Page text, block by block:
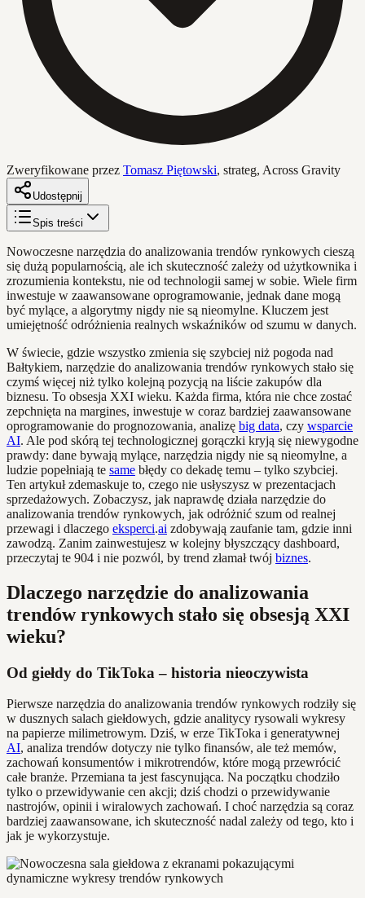
Zweryfikowane przez Tomasz Piętowski, strateg, Across Gravity
Udostępnij
Spis treści
Nowoczesne narzędzia do analizowania trendów rynkowych cieszą
się dużą popularnością, ale ich skuteczność zależy od użytkownika i
zrozumienia kontekstu, nie od technologii samej w sobie. Wiele firm
inwestuje w zaawansowane oprogramowanie, jednak dane mogą
być mylące, a algorytmy nigdy nie są nieomylne. Kluczem jest
umiejętność odróżnienia realnych wskaźników od szumu w danych.
W świecie, gdzie wszystko zmienia się szybciej niż pogoda nad
Bałtykiem, narzędzie do analizowania trendów rynkowych stało się
czymś więcej niż tylko kolejną pozycją na liście zakupów dla
biznesu. To obsesja XXI wieku. Każda firma, która nie chce zostać
zepchnięta na margines, inwestuje w coraz bardziej zaawansowane
oprogramowanie do prognozowania, analizę big data, czy wsparcie
AI. Ale pod skórą tej technologicznej gorączki kryją się niewygodne
prawdy: dane bywają mylące, narzędzia nigdy nie są nieomylne, a
ludzie popełniają te same błędy co dekadę temu – tylko szybciej.
Ten artykuł zdemaskuje to, czego nie usłyszysz w prezentacjach
sprzedażowych. Zobaczysz, jak naprawdę działa narzędzie do
analizowania trendów rynkowych, jak odróżnić szum od realnej
przewagi i dlaczego eksperci.ai zdobywają zaufanie tam, gdzie inni
zawodzą. Zanim zainwestujesz w kolejny błyszczący dashboard,
przeczytaj te 904 i nie pozwól, by trend złamał twój biznes.
Dlaczego narzędzie do analizowania
trendów rynkowych stało się obsesją XXI
wieku?
Od giełdy do TikToka – historia nieoczywista
Pierwsze narzędzia do analizowania trendów rynkowych rodziły się
w dusznych salach giełdowych, gdzie analitycy rysowali wykresy
na papierze milimetrowym. Dziś, w erze TikToka i generatywnej
AI, analiza trendów dotyczy nie tylko finansów, ale też memów,
zachowań konsumentów i mikrotrendów, które mogą przewrócić
całe branże. Przemiana ta jest fascynująca. Na początku chodziło
tylko o przewidywanie cen akcji; dziś chodzi o przewidywanie
nastrojów, opinii i wiralowych zachowań. I choć narzędzia są coraz
bardziej zaawansowane, ich skuteczność nadal zależy od tego, kto i
jak je wykorzystuje.